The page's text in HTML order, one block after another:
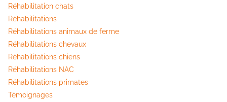
Réhabilitation chats
Réhabilitations
Réhabilitations animaux de ferme
Réhabilitations chevaux
Réhabilitations chiens
Réhabilitations NAC
Réhabilitations primates
Témoignages